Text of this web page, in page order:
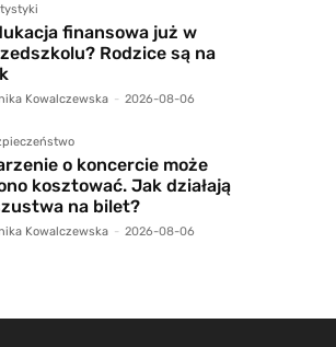
finansowa już w
Rodzice są na
Kowalczewska - 2026-08-06
o koncercie może
kosztować. Jak działają
na bilet?
Kowalczewska - 2026-08-06